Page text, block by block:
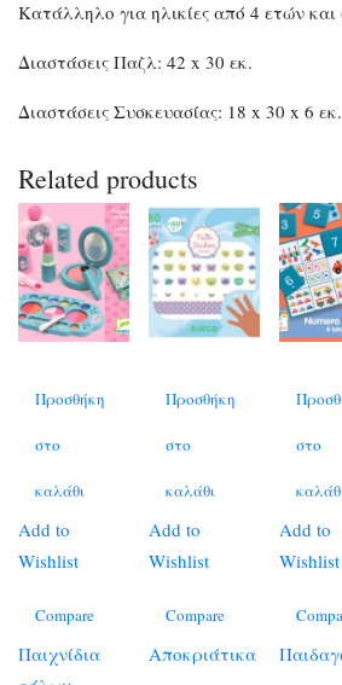
Κατάλληλο για ηλικίες από 4 ετών
Διαστάσεις Παζλ: 42 x 30 εκ.
Διαστάσεις Συσκευασίας: 18 x 30 x 6 εκ.
Related products
Προσθήκη
στο
καλάθι
Add to
Wishlist
Compare
Παιχνίδια
Προσθήκη
στο
καλάθι
Add to
Wishlist
Compare
Αποκριάτικα
στο
Add to
Wishlist